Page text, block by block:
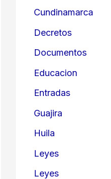
Cundinamarca
Decretos
Documentos
Educacion
Entradas
Guajira
Huila
Leyes
Leyes